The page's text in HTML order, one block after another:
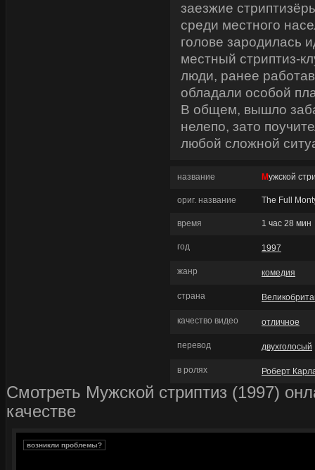
заезжие
среди местного
голове зародилась
местный стриптиз-
люди, ранее
обладали особой
В общем, вышло
нелепо, зато
любой сложной
название Мужской
ориг. название The Full
время 1 час 28 мин
год 1997
жанр комедия
страна
качество видео отличное
перевод двухголосый
в ролях Роберт
Смотреть Мужской стриптиз (1997)
качестве
возникли проблемы?